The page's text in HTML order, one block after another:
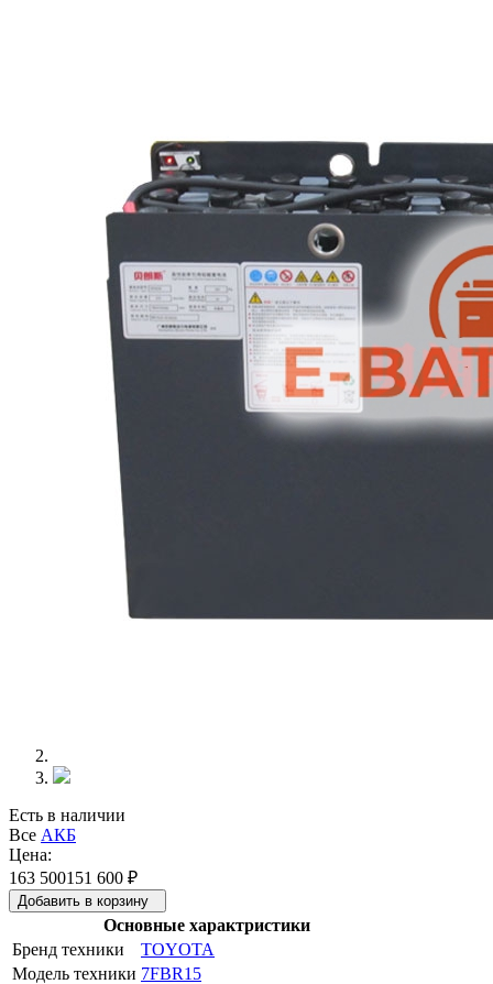
Есть в наличии
Все АКБ
Цена:
163 500151 600 ₽
Добавить в корзину
Основные характристики
Бренд техники
TOYOTA
Модель техники 7FBR15